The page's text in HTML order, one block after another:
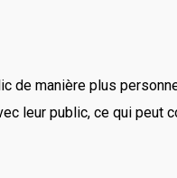
manière plus
leur public, ce qui peut